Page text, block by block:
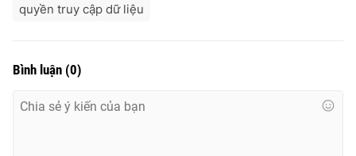
quyền truy cập dữ liệu
Bình luận (0)